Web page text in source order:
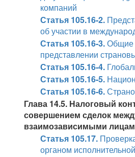
компаний
Статья 105.16-2.
об участии в
Статья 105.16-3.Общие
представлении
Статья 105.16-4.
Статья 105.16-5.
Статья 105.16-6.
Глава 14.5. Налоговый
совершением сделок
взаимозависимыми
Статья 105.17.
органом